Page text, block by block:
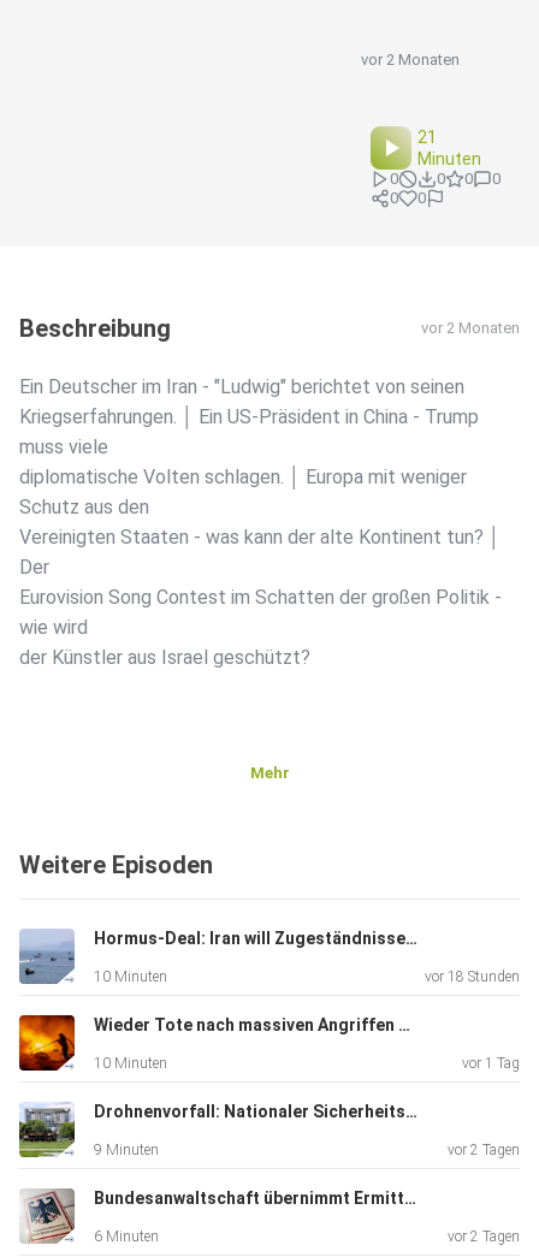
vor 2 Monaten
21
Minuten
0 0 0
0
0
0
Beschreibung vor 2 Monaten
Ein Deutscher im Iran - "Ludwig" berichtet von seinen
Kriegserfahrungen. │ Ein US-Präsident in China - Trump
muss viele
diplomatische Volten schlagen. │ Europa mit weniger
Schutz aus den
Vereinigten Staaten - was kann der alte Kontinent tun? │
Der
Eurovision Song Contest im Schatten der großen Politik -
wie wird
der Künstler aus Israel geschützt?
Mehr
Weitere Episoden
Hormus-Deal: Iran will Zugeständnisse der USA
10 Minuten vor 18 Stunden
Wieder Tote nach massiven Angriffen auf Kiew
10 Minuten vor 1 Tag
Drohnenvorfall: Nationaler Sicherheitsrat tagt
9 Minuten vor 2 Tagen
Bundesanwaltschaft übernimmt Ermittlungen zu Sprengstoff-Drohne
6 Minuten vor 2 Tagen